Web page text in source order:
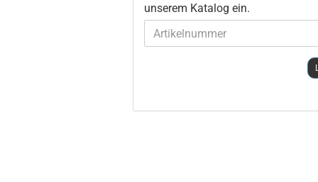
GEBEN
SIE
DIE
unserem Katalog ein.